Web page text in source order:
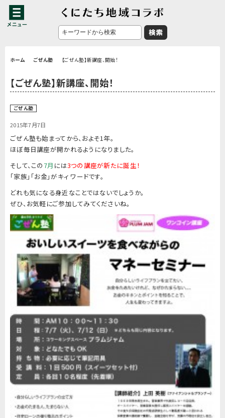
ホーム ごぜん塾 【ごぜん塾】新講座、開始！
【ごぜん塾】新講座、開始！
ごぜん塾
2015年7月7日
ごぜん塾も始まってから、およそ1年。
ほぼ毎日講座が開かれるようになりました。
そして、この 7月 には3つの講座が新たに誕生！
「家族」「お金」がキィ ワードです。
どれも気になる身近なことではないでしょうか。
ぜひ、お気軽にご参加してみてくださいね。